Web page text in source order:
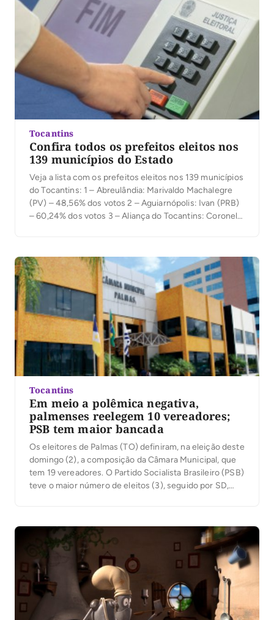
Tocantins
Confira todos os prefeitos eleitos nos
139 municípios do Estado
Veja a lista com os prefeitos eleitos nos 139 municípios
do Tocantins: 1 – Abreulândia: Marivaldo Machalegre
(PV) – 48,56% dos votos 2 – Aguiarnópolis: Ivan (PRB)
– 60,24% dos votos 3 – Aliança do Tocantins: Coronel
Tocantins
Em meio a polêmica negativa,
palmenses reelegem 10 vereadores;
PSB tem maior bancada
Os eleitores de Palmas (TO) definiram, na eleição deste
domingo (2), a composição da Câmara Municipal, que
tem 19 vereadores. O Partido Socialista Brasileiro (PSB)
teve o maior número de eleitos (3), seguido por SD,
mandato foram […]